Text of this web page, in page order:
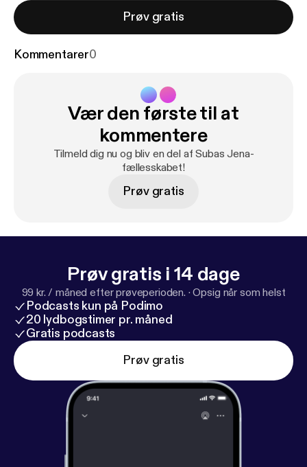
Prøv gratis
Kommentarer0
Vær den første til at
kommentere
Tilmeld dig nu og bliv en del af Subas Jena-
fællesskabet!
Prøv gratis
Prøv gratis i 14 dage
99 kr. / måned efter prøveperioden. ·Opsig når som helst
Podcasts kun på Podimo
20 lydbogstimer pr. måned
Gratis podcasts
Prøv gratis